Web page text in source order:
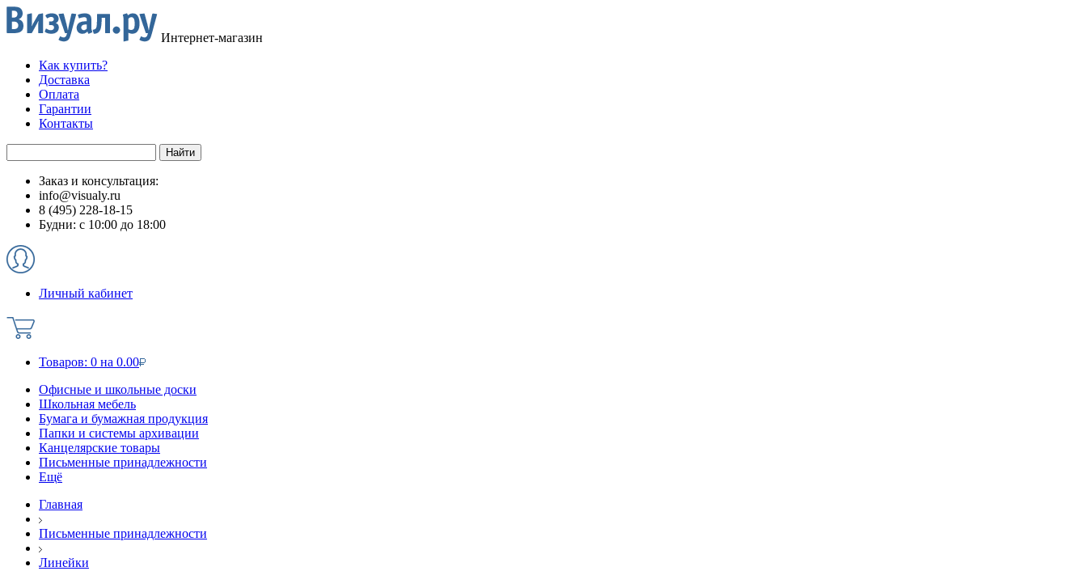
Интернет-магазин
Как купить?
Доставка
Оплата
Гарантии
Контакты
Заказ и консультация:
info@visualy.ru
8 (495) 228-18-15
Будни: с 10:00 до 18:00
Личный кабинет
Товаров: 0 на 0.00
Офисные и школьные доски
Школьная мебель
Бумага и бумажная продукция
Папки и системы архивации
Канцелярские товары
Письменные принадлежности
Ещё
Главная
Письменные принадлежности
Линейки